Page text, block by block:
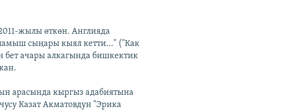
жылы өткөн. Англияда
сыңары кыял кетти..." ("Как
ачары алкагында бишкектик
арасында кыргыз адабиятына
Казат Акматовдун "Эрика